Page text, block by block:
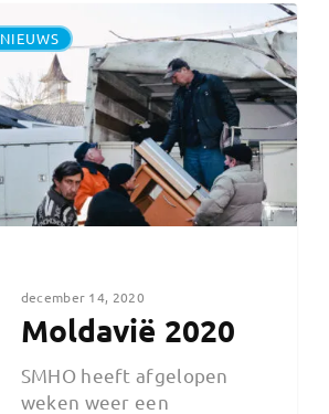
NIEUWS
december 14, 2020
Moldavië 2020
SMHO heeft afgelopen
weken weer een